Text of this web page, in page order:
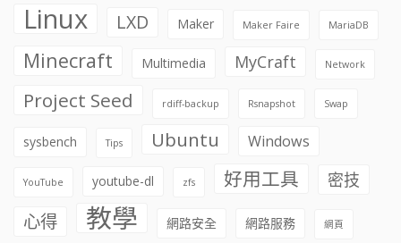
Linux LXD Maker Maker Faire MariaDB
Minecraft Multimedia MyCraft Network
Project Seed rdiff-backup Rsnapshot Swap
sysbench Tips Ubuntu Windows
YouTube youtube-dl zfs 好用工具 密技
心得 教學 網路安全 網路服務 網頁